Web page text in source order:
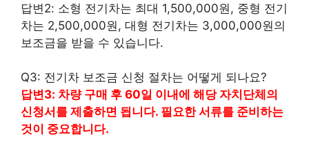
답변2: 소형 전기차는 최대 1,500,000원, 중형 전기
차는 2,500,000원, 대형 전기차는 3,000,000원의
보조금을 받을 수 있습니다.
Q3: 전기차 보조금 신청 절차는 어떻게 되나요?
답변3: 차량 구매 후 60일 이내에 해당 자치단체의
신청서를 제출하면 됩니다. 필요한 서류를 준비하는
것이 중요합니다.